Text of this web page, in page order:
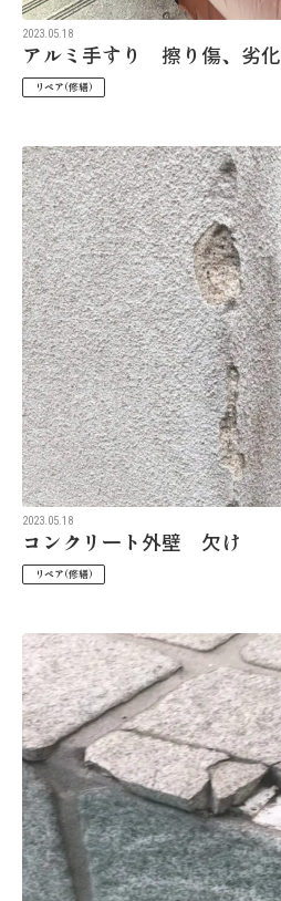
2023.05.18
アルミ手すり 擦り傷、劣化
リペア(修繕)
2023.05.18
コンクリート外壁 欠け
リペア(修繕)